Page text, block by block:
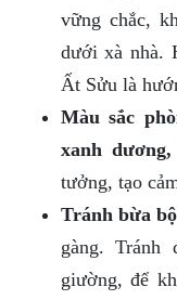
vững chắc,
dưới xà nhà.
Ất Sửu là
Màu sắc
xanh
tưởng, tạo
Tránh bừa
gàng.
giường, để